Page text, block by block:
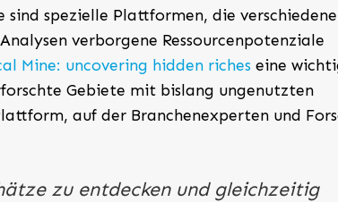
spezielle Plattformen, die verschiedene
verborgene Ressourcenpotenziale
Mine: uncovering hidden riches eine
Gebiete mit bislang ungenutzten
auf der Branchenexperten und
zu entdecken und gleichzeitig